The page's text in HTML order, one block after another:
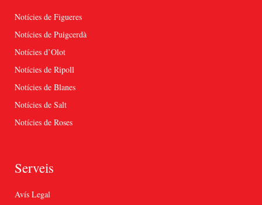
Notícies de Figueres
Notícies de Puigcerdà
Notícies d’Olot
Notícies de Ripoll
Notícies de Blanes
Notícies de Salt
Notícies de Roses
Serveis
Avís Legal